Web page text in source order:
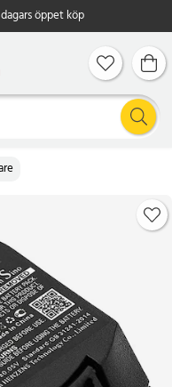
dagars öppet köp